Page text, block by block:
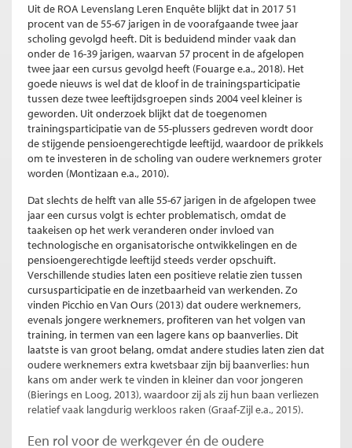
Uit de ROA Levenslang Leren Enquête blijkt dat in 2017 51
procent van de 55-67 jarigen in de voorafgaande twee jaar
scholing gevolgd heeft. Dit is beduidend minder vaak dan
onder de 16-39 jarigen, waarvan 57 procent in de afgelopen
twee jaar een cursus gevolgd heeft (Fouarge e.a., 2018). Het
goede nieuws is wel dat de kloof in de trainingsparticipatie
tussen deze twee leeftijdsgroepen sinds 2004 veel kleiner is
geworden. Uit onderzoek blijkt dat de toegenomen
trainingsparticipatie van de 55-plussers gedreven wordt door
de stijgende pensioengerechtigde leeftijd, waardoor de prikkels
om te investeren in de scholing van oudere werknemers groter
worden (Montizaan e.a., 2010).
Dat slechts de helft van alle 55-67 jarigen in de afgelopen twee
jaar een cursus volgt is echter problematisch, omdat de
taakeisen op het werk veranderen onder invloed van
technologische en organisatorische ontwikkelingen en de
pensioengerechtigde leeftijd steeds verder opschuift.
Verschillende studies laten een positieve relatie zien tussen
cursusparticipatie en de inzetbaarheid van werkenden. Zo
vinden Picchio en Van Ours (2013) dat oudere werknemers,
evenals jongere werknemers, profiteren van het volgen van
training, in termen van een lagere kans op baanverlies. Dit
laatste is van groot belang, omdat andere studies laten zien dat
oudere werknemers extra kwetsbaar zijn bij baanverlies: hun
kans om ander werk te vinden in kleiner dan voor jongeren
(Bierings en Loog, 2013), waardoor zij als zij hun baan verliezen
relatief vaak langdurig werkloos raken (Graaf-Zijl e.a., 2015).
Een rol voor de werkgever én de oudere